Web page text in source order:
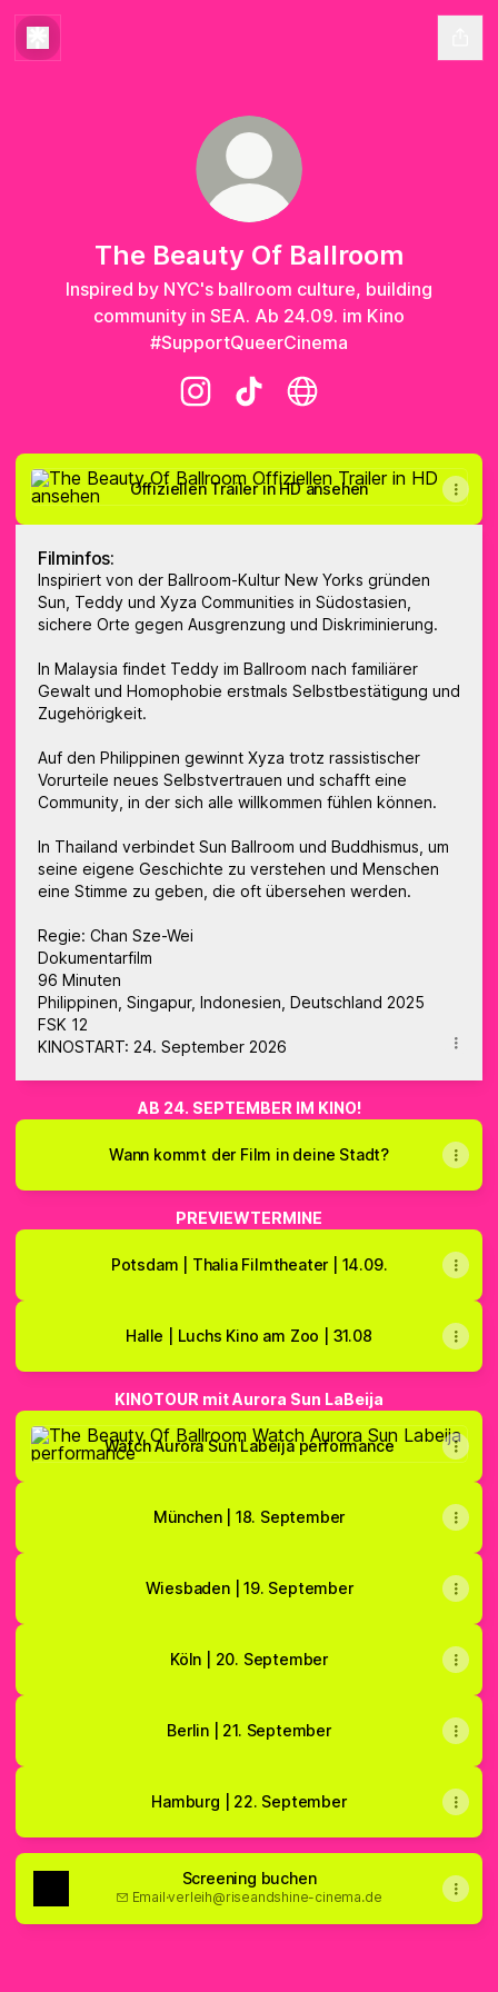
The Beauty Of Ballroom
Inspired by NYC's ballroom culture, building
community in SEA. Ab 24.09. im Kino
#SupportQueerCinema
Offiziellen Trailer in HD ansehen
Offiziellen Trailer in HD ansehen
Filminfos:
Inspiriert von der Ballroom-Kultur New Yorks gründen
Sun, Teddy und Xyza Communities in Südostasien,
sichere Orte gegen Ausgrenzung und Diskriminierung.
In Malaysia findet Teddy im Ballroom nach familiärer
Gewalt und Homophobie erstmals Selbstbestätigung und
Zugehörigkeit.
Auf den Philippinen gewinnt Xyza trotz rassistischer
Vorurteile neues Selbstvertrauen und schafft eine
Community, in der sich alle willkommen fühlen können.
In Thailand verbindet Sun Ballroom und Buddhismus, um
seine eigene Geschichte zu verstehen und Menschen
eine Stimme zu geben, die oft übersehen werden.
Regie: Chan Sze-Wei
Dokumentarfilm
96 Minuten
Philippinen, Singapur, Indonesien, Deutschland 2025
FSK 12
KINOSTART: 24. September 2026
AB 24. SEPTEMBER IM KINO!
Wann kommt der Film in deine Stadt?
PREVIEWTERMINE
Potsdam | Thalia Filmtheater | 14.09.
Halle | Luchs Kino am Zoo | 31.08
KINOTOUR mit Aurora Sun LaBeija
Watch Aurora Sun Labeija performance
Watch Aurora Sun Labeija performance
München | 18. September
Wiesbaden | 19. September
Köln | 20. September
Berlin | 21. September
Hamburg | 22. September
Screening buchen
Email·verleih@riseandshine-cinema.de